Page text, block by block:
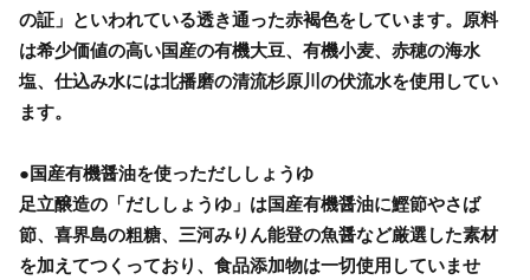
の証」といわれている透き通った赤褐色をしています。原料
は希少価値の高い国産の有機大豆、有機小麦、赤穂の海水
塩、仕込み水には北播磨の清流杉原川の伏流水を使用してい
ます。
●国産有機醤油を使っただししょうゆ
足立醸造の「だししょうゆ」は国産有機醤油に鰹節やさば
節、喜界島の粗糖、三河みりん能登の魚醤など厳選した素材
を加えてつくっており、食品添加物は一切使用していませ